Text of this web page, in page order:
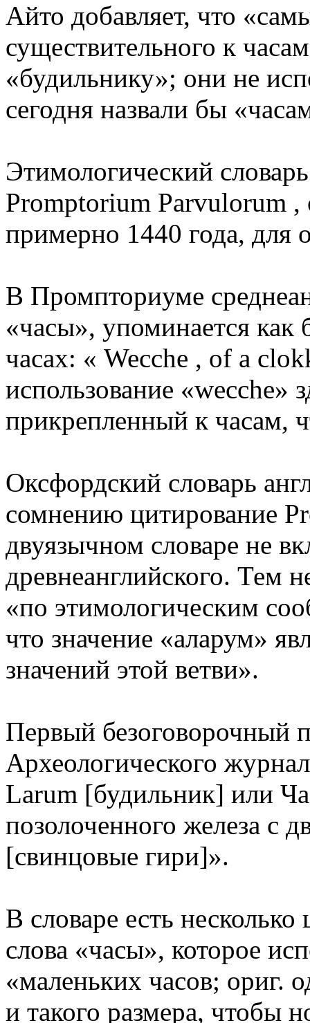
Айто добавляет, что
существительного к
«будильнику»; они не
сегодня назвали бы
Этимологический
Promptorium Parvulorum ,
примерно 1440 года, для
В Промпториуме
«часы», упоминается как
часах: « Wecche , of a
использование «wecche»
прикрепленный к часам,
Оксфордский словарь
сомнению цитирование
двуязычном словаре не
древнеанглийского. Тем
«по этимологическим
что значение «аларум»
значений этой ветви».
Первый безоговорочный
Археологического
Larum [будильник] или
позолоченного железа с
[свинцовые гири]».
В словаре есть
слова «часы», которое
«маленьких часов;
и такого размера, чтобы